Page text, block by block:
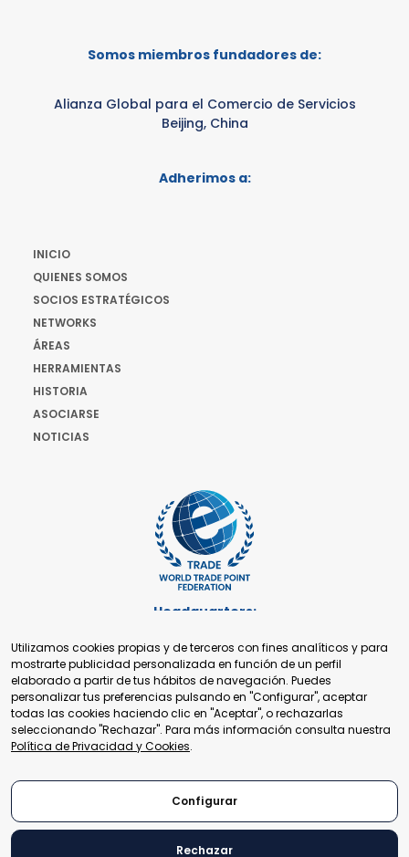
Somos miembros fundadores de:
Alianza Global para el Comercio de Servicios
Beijing, China
Adherimos a:
INICIO
QUIENES SOMOS
SOCIOS ESTRATÉGICOS
NETWORKS
ÁREAS
HERRAMIENTAS
HISTORIA
ASOCIARSE
NOTICIAS
Headquarters:
+41 22 321 93 88
secretariat@tradepoint.org
Secretariado:
Building 16-17, Area 3, Fangxingyuan. Fengtai District 100078
Beijing, P.R. China
+86-010-87153582
Utilizamos cookies propias y de terceros con fines analíticos y para
mostrarte publicidad personalizada en función de un perfil
elaborado a partir de tus hábitos de navegación. Puedes
personalizar tus preferencias pulsando en "Configurar", aceptar
todas las cookies haciendo clic en "Aceptar", o rechazarlas
seleccionando "Rechazar". Para más información consulta nuestra
Política de Privacidad y Cookies.
Configurar
Rechazar